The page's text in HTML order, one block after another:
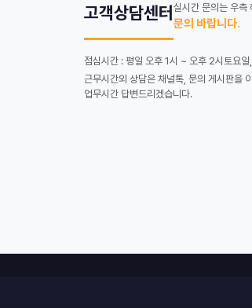
고객상담센터실시간 문의는 우측
문의 바랍니다.
점심시간 : 평일 오후 1시 ~ 오후 2시 토요
근무시간외 상담은 채널톡, 문의 게시판을
업무시간 답변드리겠습니다.